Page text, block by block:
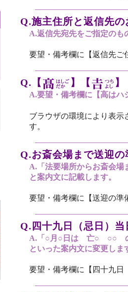
Q.施主住所と返信先
A.返信先宛先をご指定のも
要望・備考欄に【返信先ご
Q.【 】【 】
A.要望・備考欄に【高はハ
ブラウザの環境により表示
す。
Q.お斎会場まで送迎
A.「法要場所からお斎会場
と案内文に記載します。
要望・備考欄に【送迎の準
Q.四十九日（忌日）
A.「○月○日は 亡○ ○○ の
といった案内文に変更しま
要望・備考欄に【四十九日